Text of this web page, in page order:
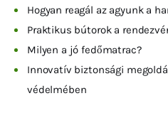
Hogyan reagál az agyunk a
Praktikus bútorok a
Milyen a jó fedőmatrac?
Innovatív biztonsági
védelmében